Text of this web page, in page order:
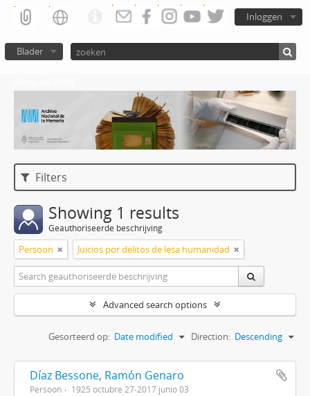
Inloggen
Blader
Filters
Showing 1 results
Geauthoriseerde beschrijving
Persoon Juicios por delitos de lesa humanidad
Advanced search options
Gesorteerd op: Date modified Direction: Descending
Díaz Bessone, Ramón Genaro
Persoon 1925 octubre 27-2017 junio 03